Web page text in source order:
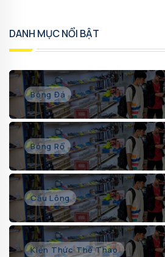
DANH MỤC NỔI BẬT
Bóng Đá
Bóng Rổ
Cầu Lông
Kiến Thức Thể Thao